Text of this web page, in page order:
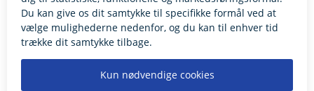
Tilgængelighedserklæring
Giv feedback til hjemmesiden